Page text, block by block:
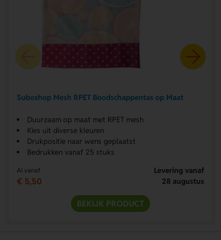
Suboshop Mesh RPET Boodschappentas op Maat
Duurzaam op maat met RPET mesh
Kies uit diverse kleuren
Drukpositie naar wens geplaatst
Bedrukken vanaf 25 stuks
Al vanaf
€ 5,50
Levering vanaf
28 augustus
BEKIJK PRODUCT